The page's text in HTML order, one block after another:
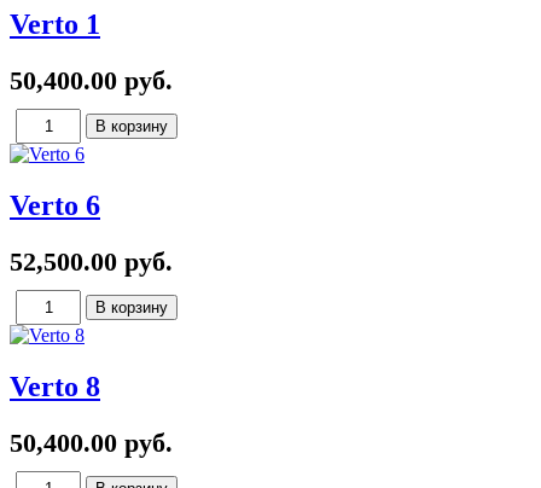
Verto 1
50,400.00 руб.
Verto 6
52,500.00 руб.
Verto 8
50,400.00 руб.